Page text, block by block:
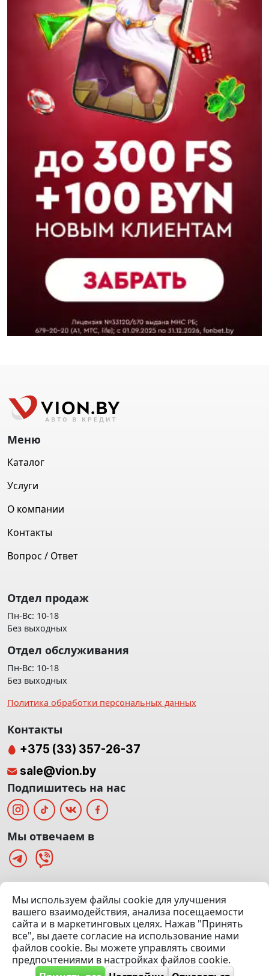
(Офис: 5 этаж | Осмотр авто: 5 этаж)
Посмотреть на карте
© 2020 — 2026 VION.BY — Продажа, выкуп и обмен | УНП
192961100 |Эвакуатор Минск
Меню
Каталог
Услуги
О компании
Контакты
Вопрос / Ответ
Отдел продаж
Пн-Вс: 10-18
Без выходных
Отдел обслуживания
Пн-Вс: 10-18
Без выходных
Политика обработки персональных данных
Мы используем файлы cookie для улучшения
вашего взаимодействия, анализа посещаемости
сайта и в маркетинговых целях. Нажав "Принять
все", вы даете согласие на использование нами
файлов cookie. Вы можете управлять своими
предпочтениями в настройках файлов cookie.
Контакты
+375 (33) 357-26-37
sale@vion.by
Подпишитесь на нас
Мы отвечаем в